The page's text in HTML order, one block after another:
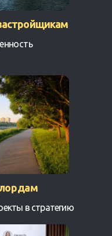
в стратегию